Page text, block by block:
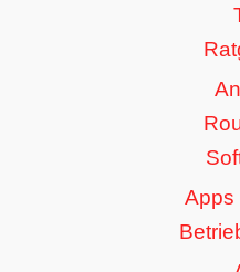
Apps